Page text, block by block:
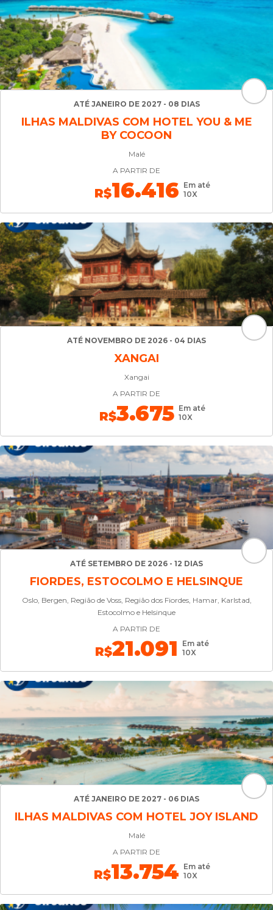
ATÉ JANEIRO DE 2027 - 08 DIAS
ILHAS MALDIVAS COM HOTEL YOU & ME
BY COCOON
Malé
A PARTIR DE
R$16.416 Em até
10X
ATÉ NOVEMBRO DE 2026 - 04 DIAS
XANGAI
Xangai
A PARTIR DE
R$3.675 Em até
10X
ATÉ SETEMBRO DE 2026 - 12 DIAS
FIORDES, ESTOCOLMO E HELSINQUE
Oslo, Bergen, Região de Voss, Região dos Fiordes, Hamar, Karlstad,
Estocolmo e Helsinque
A PARTIR DE
R$21.091
Em até
10X
ATÉ JANEIRO DE 2027 - 06 DIAS
ILHAS MALDIVAS COM HOTEL JOY ISLAND
Malé
A PARTIR DE
R$13.754 Em até
10X